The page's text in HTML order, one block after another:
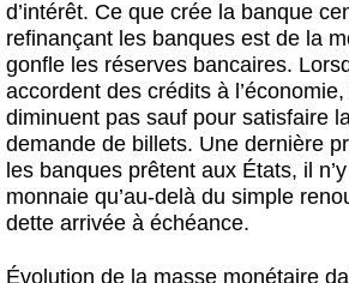
d’intérêt. Ce que crée la banque
refinançant les banques est de la
gonfle les réserves bancaires.
accordent des crédits à
diminuent pas sauf pour satisfaire
demande de billets. Une dernière
les banques prêtent aux États, il
monnaie qu’au-delà du simple
dette arrivée à échéance.
Évolution de la masse monétaire